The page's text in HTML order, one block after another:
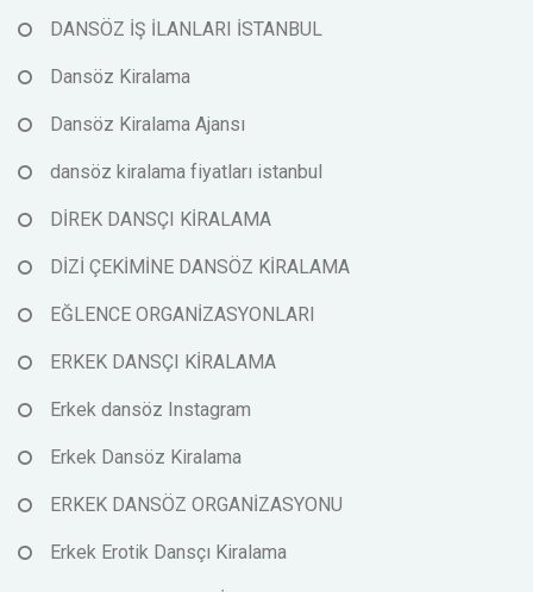
DANSÖZ İŞ İLANLARI İSTANBUL
Dansöz Kiralama
Dansöz Kiralama Ajansı
dansöz kiralama fiyatları istanbul
DİREK DANSÇI KİRALAMA
DİZİ ÇEKİMİNE DANSÖZ KİRALAMA
EĞLENCE ORGANİZASYONLARI
ERKEK DANSÇI KİRALAMA
Erkek dansöz Instagram
Erkek Dansöz Kiralama
ERKEK DANSÖZ ORGANİZASYONU
Erkek Erotik Dansçı Kiralama